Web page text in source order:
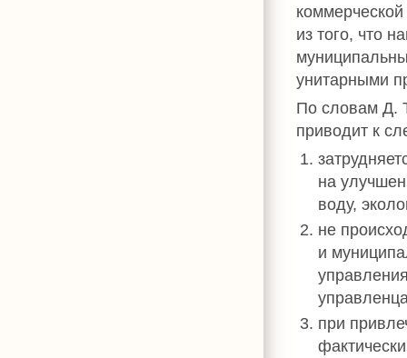
из того, что
унитарными
По словам Д.
приводит к
на
воду,
не
и
при